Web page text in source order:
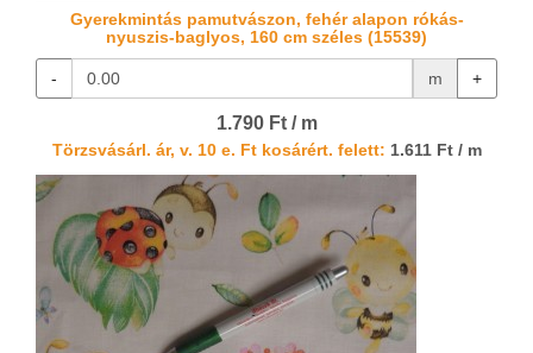
Gyerekmintás pamutvászon, fehér alapon rókás-
nyuszis-baglyos, 160 cm széles (15539)
- m +
1.790 Ft / m
Törzsvásárl. ár, v. 10 e. Ft kosárért. felett: 1.611 Ft / m